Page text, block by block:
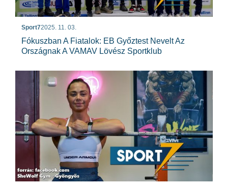
Sport72025. 11. 03.
Fókuszban A Fiatalok: EB Győztest Nevelt Az
Országnak A VAMAV Lövész Sportklub